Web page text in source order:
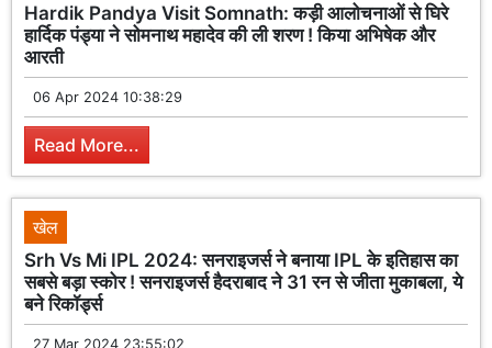
Hardik Pandya Visit Somnath: कड़ी आलोचनाओं से घिरे
हार्दिक पंड्या ने सोमनाथ महादेव की ली शरण ! किया अभिषेक और
आरती
06 Apr 2024 10:38:29
Read More...
खेल
Srh Vs Mi IPL 2024: सनराइजर्स ने बनाया IPL के इतिहास का
सबसे बड़ा स्कोर ! सनराइजर्स हैदराबाद ने 31 रन से जीता मुकाबला, ये
बने रिकॉर्ड्स
27 Mar 2024 23:55:02